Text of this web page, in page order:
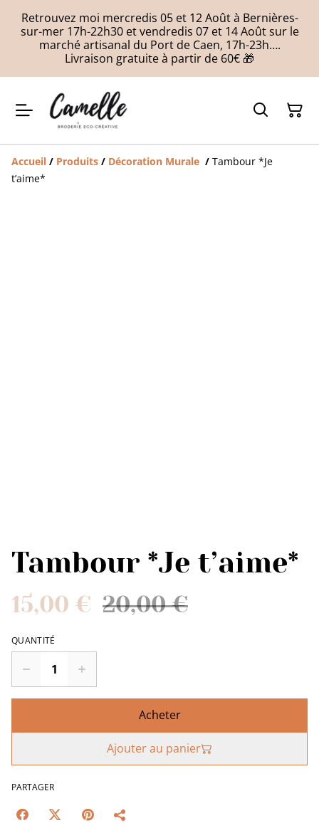
Retrouvez moi mercredis 05 et 12 Août à Bernières-
sur-mer 17h-22h30 et vendredis 07 et 14 Août sur le
marché artisanal du Port de Caen, 17h-23h….
Livraison gratuite à partir de 60€ 🎁
Accueil / Produits / Décoration Murale / Tambour *Je
t’aime*
Tambour *Je t’aime*
15,00 € 20,00 €
QUANTITÉ
Acheter
Ajouter au panier
PARTAGER